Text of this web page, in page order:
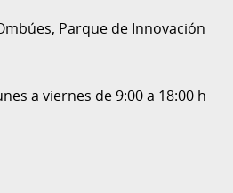
Parque de Innovación
a viernes de 9:00 a 18:00 h